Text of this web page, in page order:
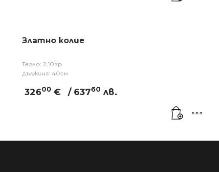
Златно колие
Тегло: 2,10гр
Дължина: 40см
32600 € / 63760 лв.